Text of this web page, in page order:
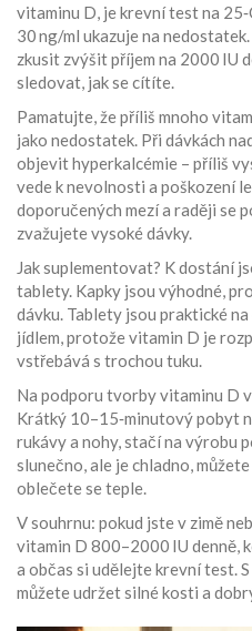
vitaminu D, je krevní test na
30 ng/ml ukazuje na
zkusit zvýšit příjem na 2000 IU
sledovat, jak se cítíte.
Pamatujte, že příliš mnoho
jako nedostatek. Při dávkách
objevit hyperkalcémie – příliš
vede k nevolnosti a poškození
doporučených mezí a raději se
zvažujete vysoké dávky.
Jak suplementovat? K dostání
tablety. Kapky jsou výhodné,
dávku. Tablety jsou praktické
jídlem, protože vitamin D je
vstřebává s trochou tuku.
Na podporu tvorby vitaminu D
Krátký 10–15‑minutový pobyt
rukávy a nohy, stačí na výrobu
slunečno, ale je chladno,
oblečete se teple.
V souhrnu: pokud jste v zimě
vitamin D 800–2000 IU denně,
a občas si udělejte krevní test.
můžete udržet silné kosti a